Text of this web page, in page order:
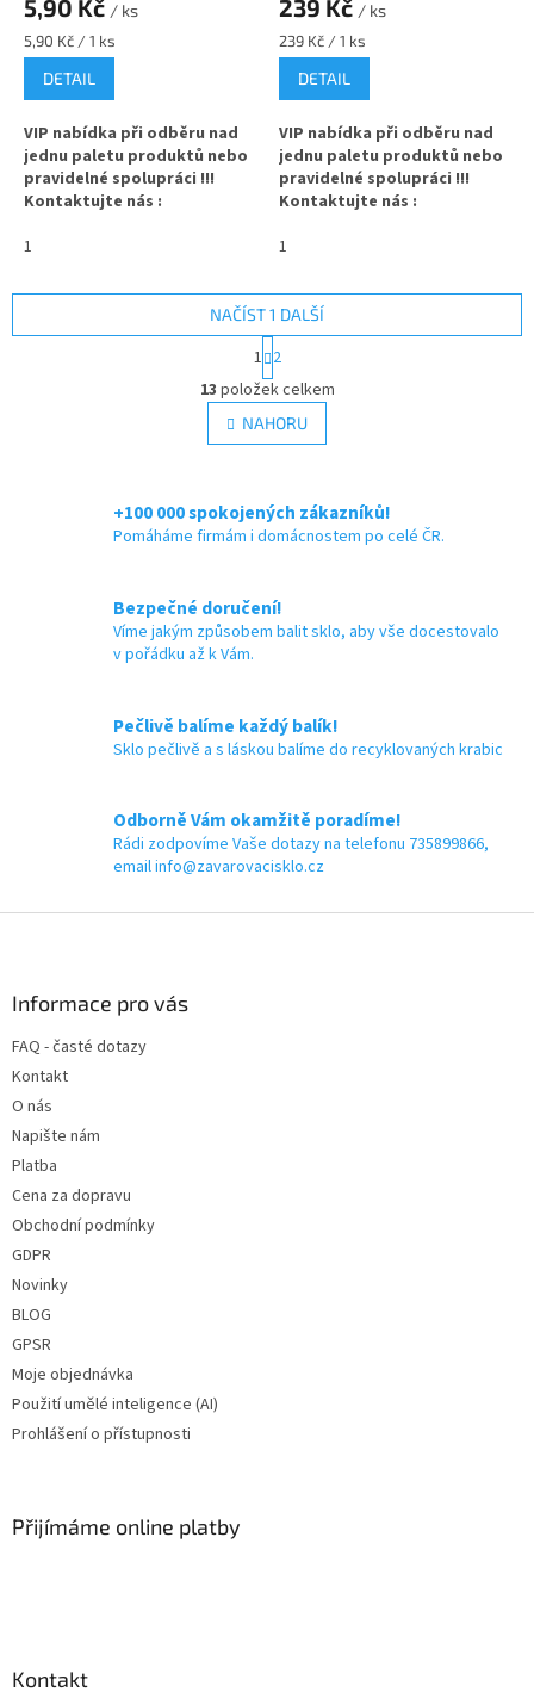
5,90 Kč / ks
Měrná
cena:
5,90 Kč / 1 ks
DETAIL
VIP nabídka při odběru nad
jednu paletu produktů nebo
pravidelné spolupráci !!!
Kontaktujte nás :
s hrdlem 28 mm
✅ Šroubovací víčko pro snadné
✅ Hliníkové víčko s olejovou
✅ Víčka skladem a ihned k
1
239 Kč / ks
Měrná
cena:
239 Kč / 1 ks
DETAIL
VIP nabídka při odběru nad
jednu paletu produktů nebo
pravidelné spolupráci !!!
Kontaktujte nás :
šroubovacích víček na lahvi
✅ Lehce upevníte O-kroužek na
víčku
✅ Slouží k ručnímu uzavírání pro
domácí účely
✅ Krimpovací kleště skladem a
1
O
v
l
á
c
í
v
k
p
i
s
NAČÍST 1 DALŠÍ
t
r
á
n
k
á
n
í
1 2
13 položek celkem
NAHORU
+100 000 spokojených zákazníků!
Pomáháme firmám i domácnostem po celé ČR.
Bezpečné doručení!
Víme jakým způsobem balit sklo, aby vše docestovalo
v pořádku až k Vám.
Pečlivě balíme každý balík!
Sklo pečlivě a s láskou balíme do recyklovaných krabic
Odborně Vám okamžitě poradíme!
Rádi zodpovíme Vaše dotazy na telefonu 735899866,
email info@zavarovacisklo.cz
Informace pro vás
FAQ - časté dotazy
Kontakt
O nás
Napište nám
Platba
Cena za dopravu
Obchodní podmínky
GDPR
Novinky
BLOG
GPSR
Moje objednávka
Použití umělé inteligence (AI)
Prohlášení o přístupnosti
Přijímáme online platby
Kontakt